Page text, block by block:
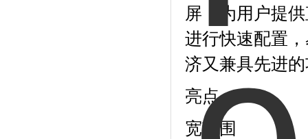
屏，为用户提
进行快速配置
济又兼具先进
亮点
宽范围